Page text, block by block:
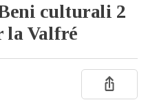
culturali 2
la Valfré